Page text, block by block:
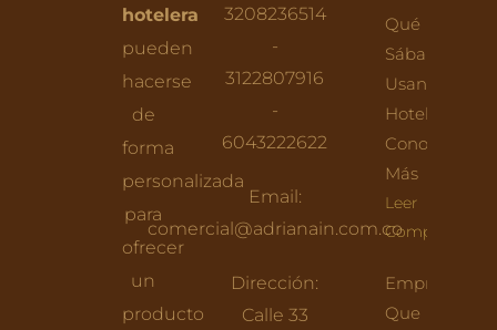
hotelera
pueden
hacerse
de
forma
personalizada
para
ofrecer
un
producto
3208236514
-
3122807916
-
6043222622
Email:
comercial@adrianain.com.co
Dirección:
Calle 33
Qué
Sábanas
Usan Los
Hoteles:
Conoce
Más
Leer
Completo
Empresas
Que